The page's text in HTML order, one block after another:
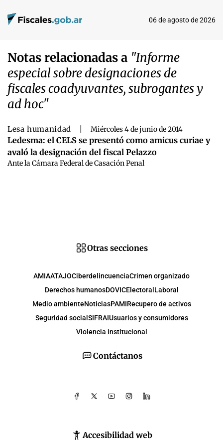
06 de agosto de 2026
Notas relacionadas a "Informe
especial sobre designaciones de
fiscales coadyuvantes, subrogantes y
ad hoc"
Lesa humanidad Miércoles 4 de junio de 2014
Ledesma: el CELS se presentó como amicus curiae y
avaló la designación del fiscal Pelazzo
Ante la Cámara Federal de Casación Penal
Contáctanos
Accesibilidad web
Otras secciones
AMIAATAJOCiberdelincuenciaCrimen organizado
Derechos humanosDOVICElectoral Laboral
Medio ambienteNoticiasPAMIRecupero de activos
Seguridad social SIFRAIUsuarios y consumidores
Violencia institucional